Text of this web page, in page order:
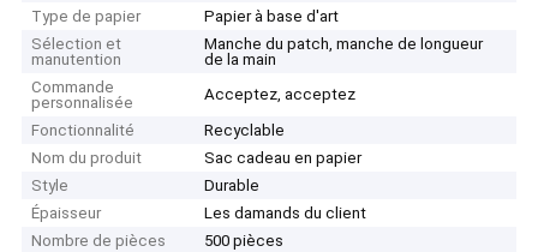
Type de papier
Papier à base d'art
Sélection et
manutention
Manche du patch, manche de longueur
de la main
Commande
personnalisée
Acceptez, acceptez
Fonctionnalité
Recyclable
Nom du produit
Sac cadeau en papier
Style
Durable
Épaisseur
Les damands du client
Nombre de pièces
500 pièces